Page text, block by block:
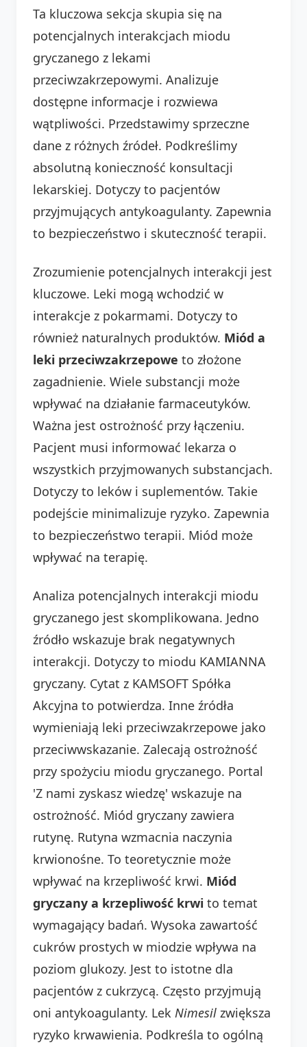
Ta kluczowa sekcja skupia się na
potencjalnych interakcjach miodu
gryczanego z lekami
przeciwzakrzepowymi. Analizuje
dostępne informacje i rozwiewa
wątpliwości. Przedstawimy sprzeczne
dane z różnych źródeł. Podkreślimy
absolutną konieczność konsultacji
lekarskiej. Dotyczy to pacjentów
przyjmujących antykoagulanty. Zapewnia
to bezpieczeństwo i skuteczność terapii.
Zrozumienie potencjalnych interakcji jest
kluczowe. Leki mogą wchodzić w
interakcje z pokarmami. Dotyczy to
również naturalnych produktów. Miód a
leki przeciwzakrzepowe to złożone
zagadnienie. Wiele substancji może
wpływać na działanie farmaceutyków.
Ważna jest ostrożność przy łączeniu.
Pacjent musi informować lekarza o
wszystkich przyjmowanych substancjach.
Dotyczy to leków i suplementów. Takie
podejście minimalizuje ryzyko. Zapewnia
to bezpieczeństwo terapii. Miód może
wpływać na terapię.
Analiza potencjalnych interakcji miodu
gryczanego jest skomplikowana. Jedno
źródło wskazuje brak negatywnych
interakcji. Dotyczy to miodu KAMIANNA
gryczany. Cytat z KAMSOFT Spółka
Akcyjna to potwierdza. Inne źródła
wymieniają leki przeciwzakrzepowe jako
przeciwwskazanie. Zalecają ostrożność
przy spożyciu miodu gryczanego. Portal
'Z nami zyskasz wiedzę' wskazuje na
ostrożność. Miód gryczany zawiera
rutynę. Rutyna wzmacnia naczynia
krwionośne. To teoretycznie może
wpływać na krzepliwość krwi. Miód
gryczany a krzepliwość krwi to temat
wymagający badań. Wysoka zawartość
cukrów prostych w miodzie wpływa na
poziom glukozy. Jest to istotne dla
pacjentów z cukrzycą. Często przyjmują
oni antykoagulanty. Lek Nimesil zwiększa
ryzyko krwawienia. Podkreśla to ogólną